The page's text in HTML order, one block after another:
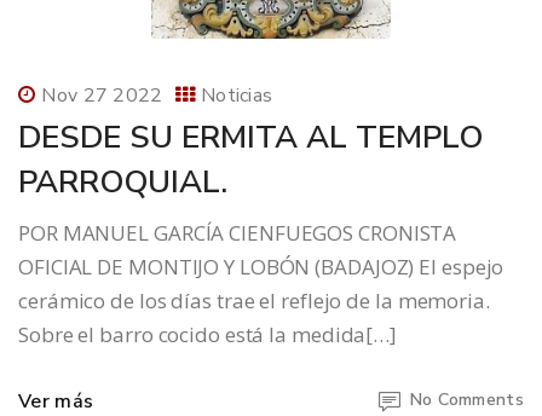
Nov 27 2022 Noticias
DESDE SU ERMITA AL TEMPLO
PARROQUIAL.
POR MANUEL GARCÍA CIENFUEGOS CRONISTA
OFICIAL DE MONTIJO Y LOBÓN (BADAJOZ) El espejo
cerámico de los días trae el reflejo de la memoria.
Sobre el barro cocido está la medida[…]
Ver más No Comments